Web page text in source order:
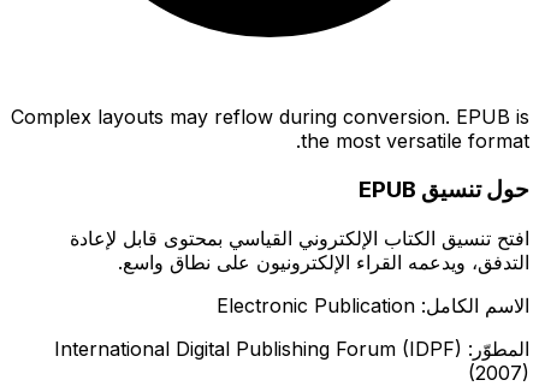
Complex layouts may reflow during conversion. EPUB is
the most versatile format.
حول تنسيق EPUB
افتح تنسيق الكتاب الإلكتروني القياسي بمحتوى قابل لإعادة
التدفق، ويدعمه القراء الإلكترونيون على نطاق واسع.
الاسم الكامل: Electronic Publication
المطوّر: International Digital Publishing Forum (IDPF)
(2007)